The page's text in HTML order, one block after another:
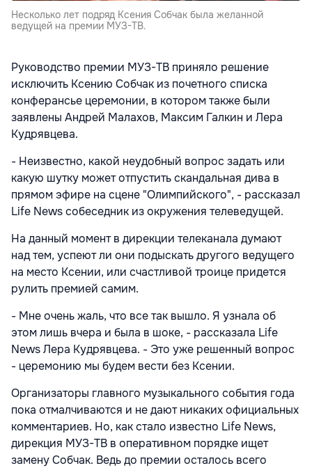
Несколько лет подряд Ксения Собчак была желанной
ведущей на премии МУЗ-ТВ.
Руководство премии МУЗ-ТВ приняло решение
исключить Ксению Собчак из почетного списка
конферансье церемонии, в котором также были
заявлены Андрей Малахов, Максим Галкин и Лера
Кудрявцева.
- Неизвестно, какой неудобный вопрос задать или
какую шутку может отпустить скандальная дива в
прямом эфире на сцене "Олимпийского", - рассказал
Life News собеседник из окружения телеведущей.
На данный момент в дирекции телеканала думают
над тем, успеют ли они подыскать другого ведущего
на место Ксении, или счастливой троице придется
рулить премией самим.
- Мне очень жаль, что все так вышло. Я узнала об
этом лишь вчера и была в шоке, - рассказала Life
News Лера Кудрявцева. - Это уже решенный вопрос
- церемонию мы будем вести без Ксении.
Организаторы главного музыкального события года
пока отмалчиваются и не дают никаких официальных
комментариев. Но, как стало известно Life News,
дирекция МУЗ-ТВ в оперативном порядке ищет
замену Собчак. Ведь до премии осталось всего